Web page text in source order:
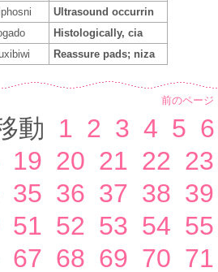
Ultrasound occurrin
Histologically, cia
Reassure pads; niza
前のページ
動 1 2 3 4 5 6
19 20 21 22 23
35 36 37 38 39
51 52 53 54 55
67 68 69 70 71